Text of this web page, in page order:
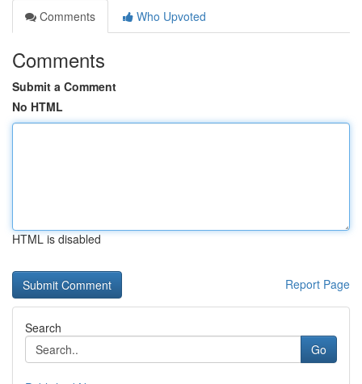
Comments
Who Upvoted
Comments
Submit a Comment
No HTML
HTML is disabled
Report Page
Search
Go